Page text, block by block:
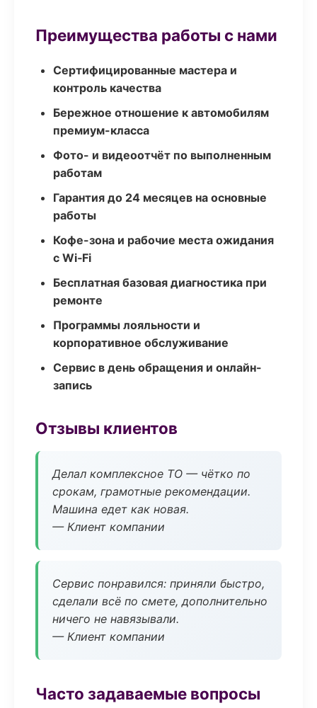
Преимущества работы с нами
Сертифицированные мастера и
контроль качества
Бережное отношение к автомобилям
премиум-класса
Фото- и видеоотчёт по выполненным
работам
Гарантия до 24 месяцев на основные
работы
Кофе-зона и рабочие места ожидания
с Wi‑Fi
Бесплатная базовая диагностика при
ремонте
Программы лояльности и
корпоративное обслуживание
Сервис в день обращения и онлайн-
запись
Отзывы клиентов
Делал комплексное ТО — чётко по
срокам, грамотные рекомендации.
Машина едет как новая.
— Клиент компании
Сервис понравился: приняли быстро,
сделали всё по смете, дополнительно
ничего не навязывали.
— Клиент компании
Часто задаваемые вопросы